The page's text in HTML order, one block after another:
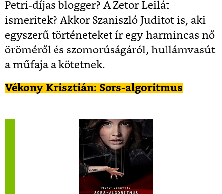
Petri-díjas blogger? A Zetor Leilát
ismeritek? Akkor Szaniszló Juditot is, aki
egyszerű történeteket ír egy harmincas nő
öröméről és szomorúságáról, hullámvasút
a műfaja a kötetnek.
Vékony Krisztián: Sors-algoritmus